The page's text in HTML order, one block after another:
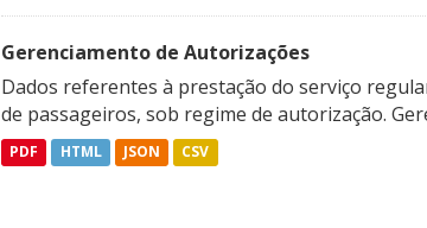
Gerenciamento de Autorizações
Dados referentes à prestação do serviço
de passageiros, sob regime de autorização.
PDF HTML JSON CSV